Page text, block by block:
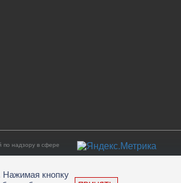
надзору в сфере
Нажимая кнопку